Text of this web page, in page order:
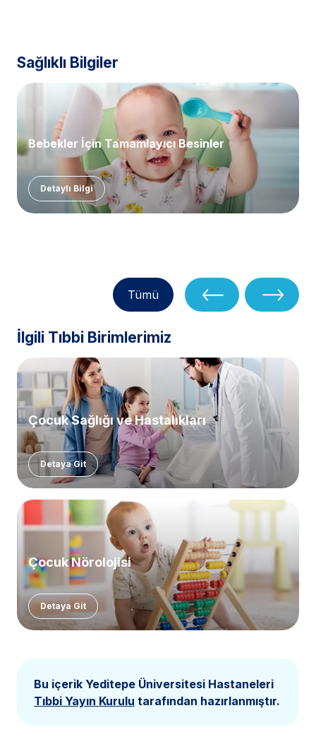
Sağlıklı Bilgiler
Bebekler İçin Tamamlayıcı Besinler
Detaylı Bilgi
Tümü
İlgili Tıbbi Birimlerimiz
Çocuk Sağlığı ve Hastalıkları
Detaya Git
Çocuk Nörolojisi
Detaya Git
Bu içerik Yeditepe Üniversitesi Hastaneleri
Tıbbi Yayın Kurulu tarafından hazırlanmıştır.